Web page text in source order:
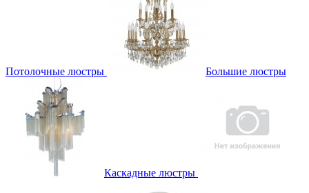
Потолочные люстры Большие люстры
Каскадные люстры